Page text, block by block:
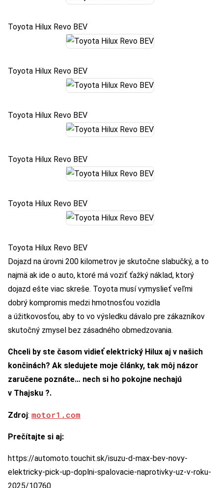
Toyota Hilux Revo BEV
Toyota Hilux Revo BEV
Toyota Hilux Revo BEV
Toyota Hilux Revo BEV
Toyota Hilux Revo BEV
Toyota Hilux Revo BEV
Dojazd na úrovni 200 kilometrov je skutočne slabučký, a to
najmä ak ide o auto, ktoré má voziť ťažký náklad, ktorý
dojazd ešte viac skreše. Toyota musí vymyslieť veľmi
dobrý kompromis medzi hmotnosťou vozidla
a úžitkovosťou, aby to vo výsledku dávalo pre zákazníkov
skutočný zmysel bez zásadného obmedzovania.
Chceli by ste časom vidieť elektrický Hilux aj v našich
končinách? Ak sledujete moje články, tak môj názor
zaručene poznáte… nech si ho pokojne nechajú
v Thajsku ?.
Zdroj: motor1.com
Prečítajte si aj:
https://automoto.touchit.sk/isuzu-d-max-bev-novy-
elektricky-pick-up-doplni-spalovacie-naprotivky-uz-v-roku-
2025/10760